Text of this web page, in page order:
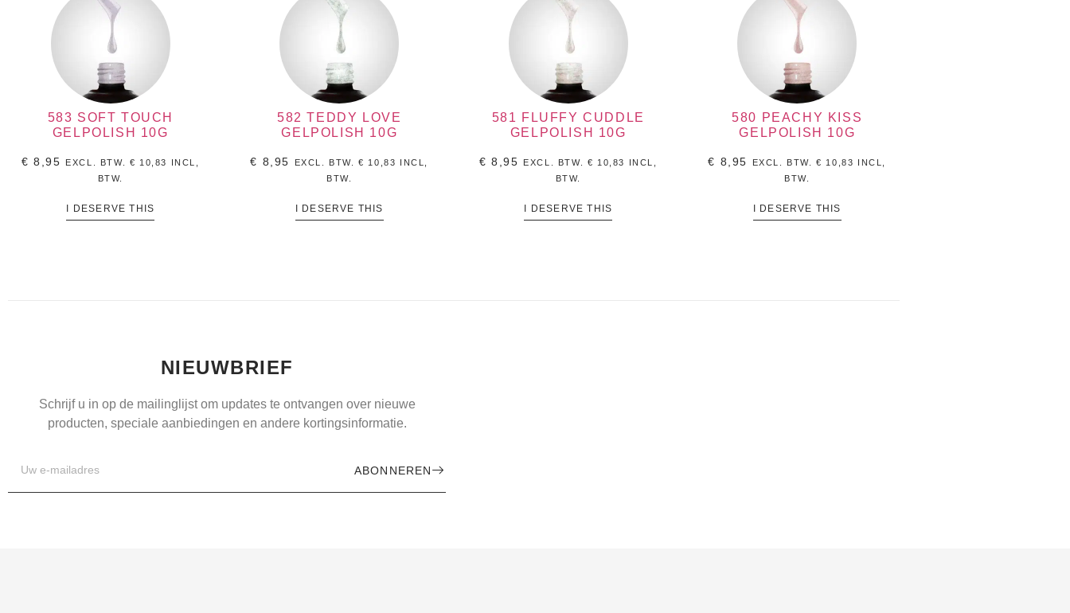
583 SOFT TOUCH
GELPOLISH 10G
€ 8,95 EXCL. BTW. € 10,83
INCL,
BTW.
I DESERVE THIS
582 TEDDY LOVE
GELPOLISH 10G
€ 8,95 EXCL. BTW.€ 10,83 INCL,
BTW.
I DESERVE THIS
581 FLUFFY CUDDLE
GELPOLISH 10G
€ 8,95 EXCL. BTW. € 10,83
INCL,
BTW.
I DESERVE THIS
580 PEACHY KISS
GELPOLISH 10G
€ 8,95 EXCL. BTW.€ 10,83 INCL,
BTW.
I DESERVE THIS
NIEUWBRIEF
Schrijf u in op de mailinglijst om updates te ontvangen over nieuwe
producten, speciale aanbiedingen en andere kortingsinformatie.
ABONNEREN